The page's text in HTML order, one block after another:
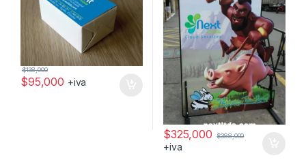
$95,000
$138,000
+iva
$325,000 $388,000
+iva